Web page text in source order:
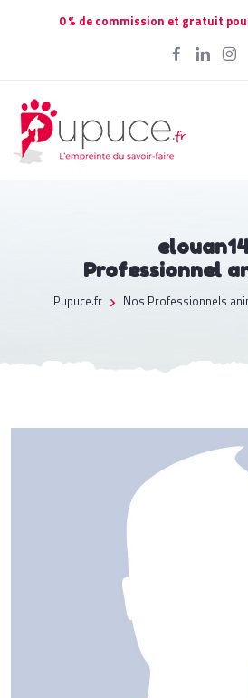
0 % de commission et gratuit
elouan14
Professionnel
Pupuce.fr Nos Professionnels